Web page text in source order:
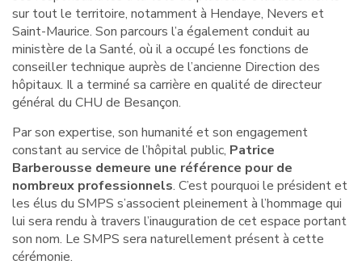
sur tout le territoire, notamment à Hendaye, Nevers et
Saint-Maurice. Son parcours l’a également conduit au
ministère de la Santé, où il a occupé les fonctions de
conseiller technique auprès de l’ancienne Direction des
hôpitaux. Il a terminé sa carrière en qualité de directeur
général du CHU de Besançon.
Par son expertise, son humanité et son engagement
constant au service de l’hôpital public, Patrice
Barberousse demeure une référence pour de
nombreux professionnels. C’est pourquoi le président et
les élus du SMPS s’associent pleinement à l’hommage qui
lui sera rendu à travers l’inauguration de cet espace portant
son nom. Le SMPS sera naturellement présent à cette
cérémonie.